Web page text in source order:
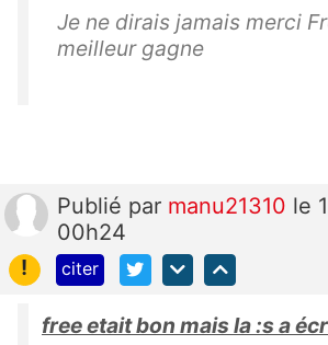
Je ne dirais jamais merci
meilleur gagne
Publié par manu21310 le
00h24
!
citer
free etait bon mais la :s a